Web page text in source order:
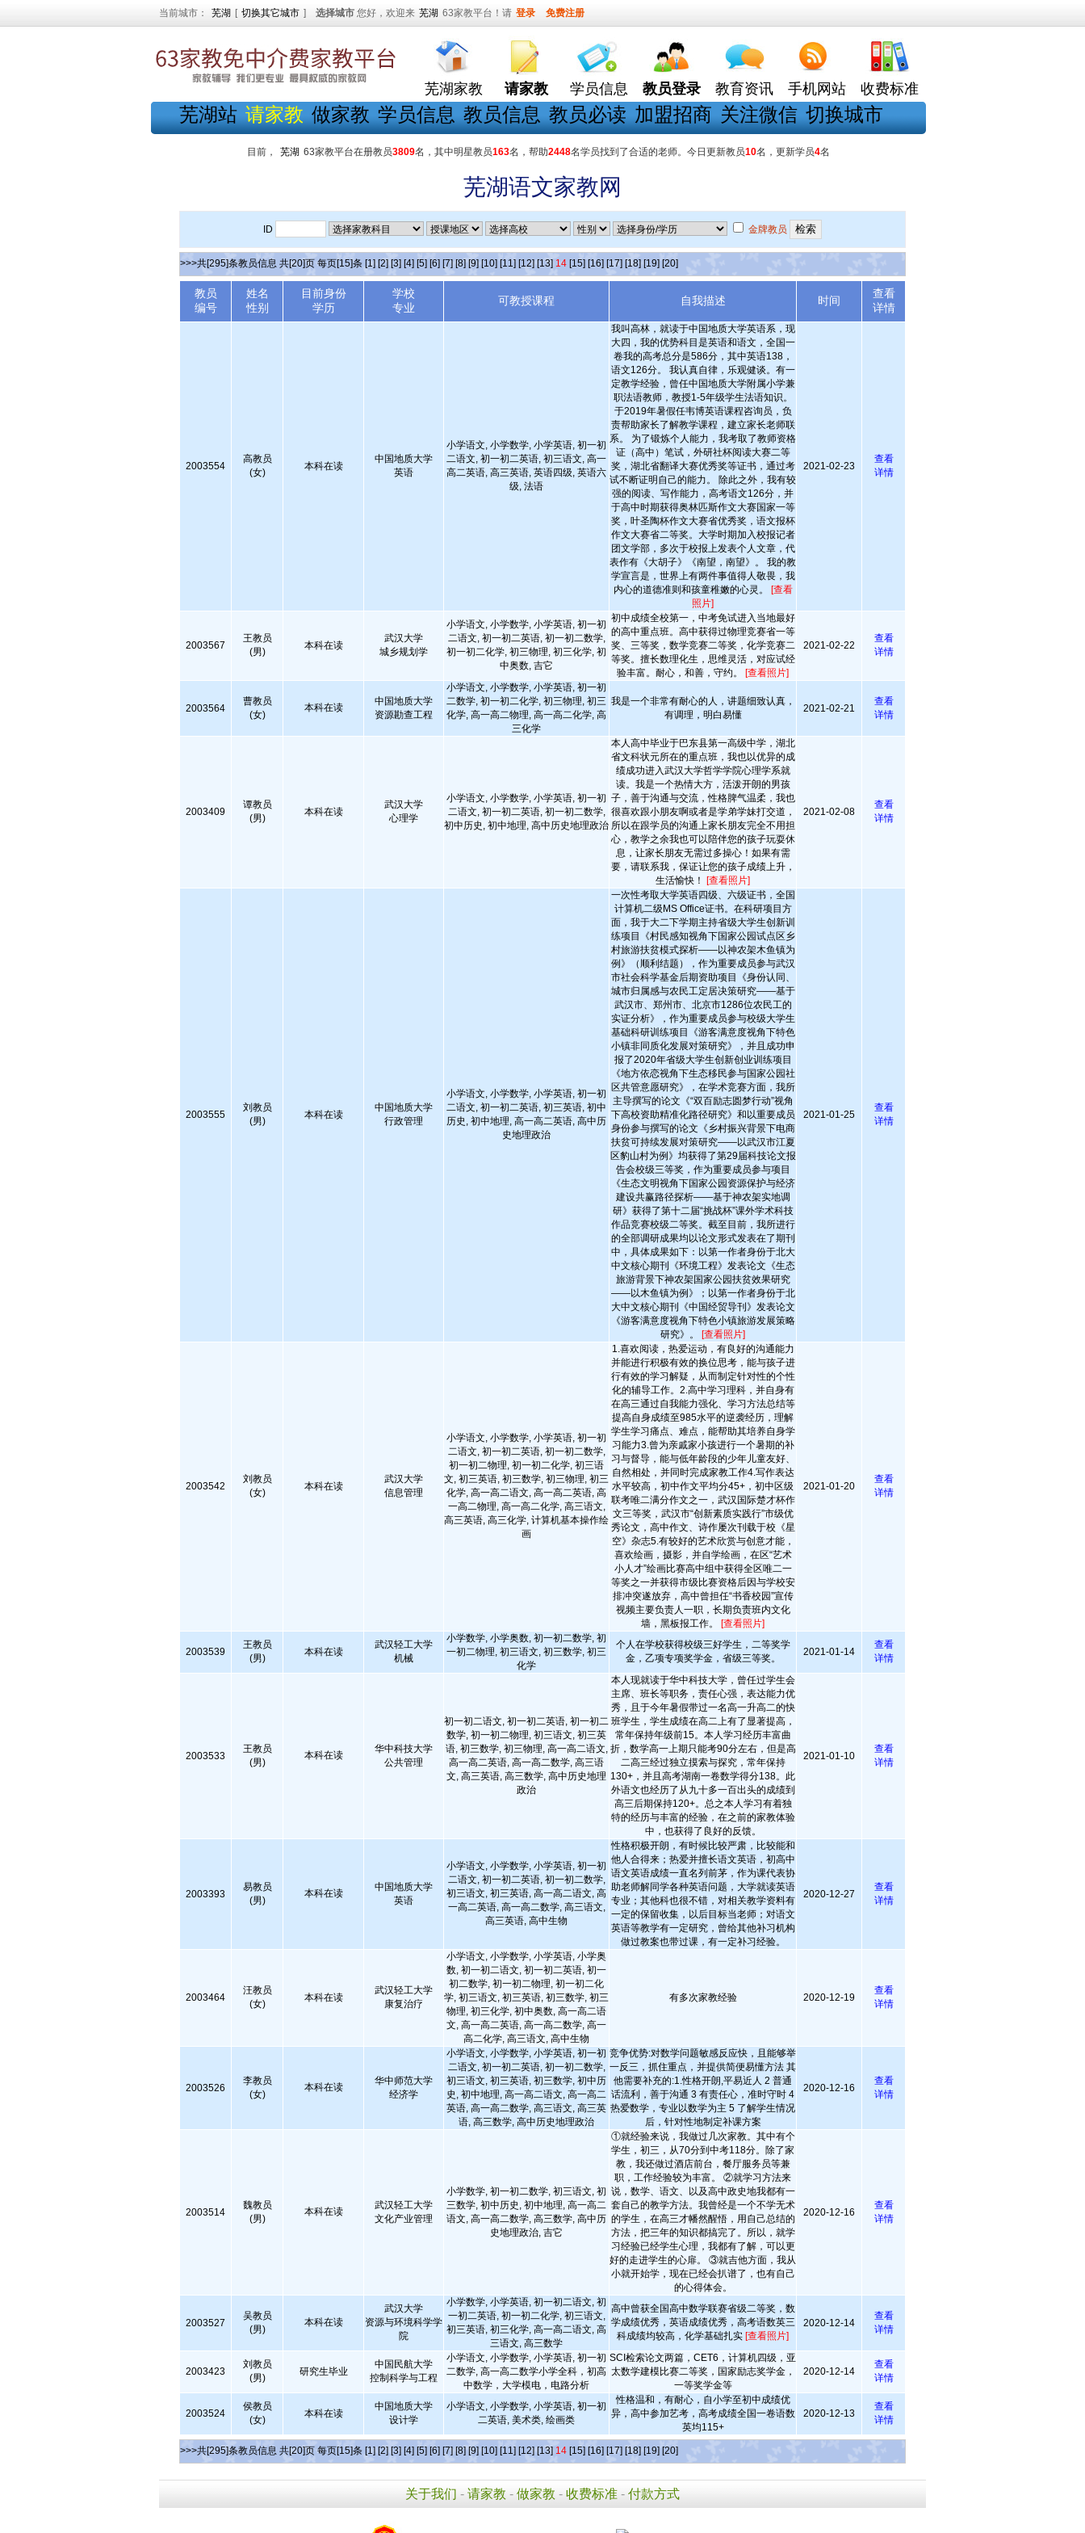
当前城市： 芜湖 [ 切换其它城市 ] 选择城市 您好，欢迎来 芜湖 63家教平台！请 登录 免费注册
芜湖家教 请家教 学员信息 教员登录 教育资讯 手机网站 收费标准
芜湖站 请家教 做家教 学员信息 教员信息 教员必读 加盟招商 关注微信 切换城市
目前， 芜湖 63家教平台在册教员3809名，其中明星教员163名，帮助2448名学员找到了合适的老师。今日更新教员10名，更新学员4名
芜湖语文家教网
ID 金牌教员
>>>共[295]条教员信息 共[20]页 每页[15]条 [1] [2] [3] [4] [5] [6] [7] [8] [9] [10] [11] [12] [13] 14 [15] [16] [17] [18] [19] [20]
教员
编号
姓名
性别
目前身份
学历
学校
专业
可教授课程 自我描述 时间
查看
详情
2003554
高教员
(女)
本科在读
中国地质大学
英语
小学语文, 小学数学, 小学英语, 初一初
二语文, 初一初二英语, 初三语文, 高一
高二英语, 高三英语, 英语四级, 英语六
级, 法语
我叫高林，就读于中国地质大学英语系，现
大四，我的优势科目是英语和语文，全国一
卷我的高考总分是586分，其中英语138，
语文126分。 我认真自律，乐观健谈。有一
定教学经验，曾任中国地质大学附属小学兼
职法语教师，教授1-5年级学生法语知识。
于2019年暑假任韦博英语课程咨询员，负
责帮助家长了解教学课程，建立家长老师联
系。 为了锻炼个人能力，我考取了教师资格
证（高中）笔试，外研社杯阅读大赛二等
奖，湖北省翻译大赛优秀奖等证书，通过考
试不断证明自己的能力。 除此之外，我有较
强的阅读、写作能力，高考语文126分，并
于高中时期获得奥林匹斯作文大赛国家一等
奖，叶圣陶杯作文大赛省优秀奖，语文报杯
作文大赛省二等奖。大学时期加入校报记者
团文学部，多次于校报上发表个人文章，代
表作有《大胡子》《南望，南望》。 我的教
学宣言是，世界上有两件事值得人敬畏，我
内心的道德准则和孩童稚嫩的心灵。
[查看
照片]
2021-02-23
查看
详情
2003567
王教员
(男)
本科在读
武汉大学
城乡规划学
小学语文, 小学数学, 小学英语, 初一初
二语文, 初一初二英语, 初一初二数学,
初一初二化学, 初三物理, 初三化学, 初
中奥数, 吉它
初中成绩全校第一，中考免试进入当地最好
的高中重点班。高中获得过物理竞赛省一等
奖、三等奖，数学竞赛二等奖，化学竞赛二
等奖。擅长数理化生，思维灵活，对应试经
验丰富。耐心，和善，守约。 [查看照片]
2021-02-22
查看
详情
2003564
曹教员
(女)
本科在读
中国地质大学
资源勘查工程
小学语文, 小学数学, 小学英语, 初一初
二数学, 初一初二化学, 初三物理, 初三
化学, 高一高二物理, 高一高二化学, 高
三化学
我是一个非常有耐心的人，讲题细致认真，
有调理，明白易懂
2021-02-21
查看
详情
2003409
谭教员
(男)
本科在读
武汉大学
心理学
小学语文, 小学数学, 小学英语, 初一初
二语文, 初一初二英语, 初一初二数学,
初中历史, 初中地理, 高中历史地理政治
本人高中毕业于巴东县第一高级中学，湖北
省文科状元所在的重点班，我也以优异的成
绩成功进入武汉大学哲学学院心理学系就
读。我是一个热情大方，活泼开朗的男孩
子，善于沟通与交流，性格脾气温柔，我也
很喜欢跟小朋友啊或者是学弟学妹打交道，
所以在跟学员的沟通上家长朋友完全不用担
心，教学之余我也可以陪伴您的孩子玩耍休
息，让家长朋友无需过多操心！如果有需
要，请联系我，保证让您的孩子成绩上升，
生活愉快！ [查看照片]
2021-02-08
查看
详情
2003555
刘教员
(男)
本科在读
中国地质大学
行政管理
小学语文, 小学数学, 小学英语, 初一初
二语文, 初一初二英语, 初三英语, 初中
历史, 初中地理, 高一高二英语, 高中历
史地理政治
一次性考取大学英语四级、六级证书，全国
计算机二级MS Office证书。在科研项目方
面，我于大二下学期主持省级大学生创新训
练项目《村民感知视角下国家公园试点区乡
村旅游扶贫模式探析——以神农架木鱼镇为
例》（顺利结题），作为重要成员参与武汉
市社会科学基金后期资助项目《身份认同、
城市归属感与农民工定居决策研究——基于
武汉市、郑州市、北京市1286位农民工的
实证分析》，作为重要成员参与校级大学生
基础科研训练项目《游客满意度视角下特色
小镇非同质化发展对策研究》，并且成功申
报了2020年省级大学生创新创业训练项目
《地方依恋视角下生态移民参与国家公园社
区共管意愿研究》，在学术竞赛方面，我所
主导撰写的论文《“双百励志圆梦行动”视角
下高校资助精准化路径研究》和以重要成员
身份参与撰写的论文《乡村振兴背景下电商
扶贫可持续发展对策研究——以武汉市江夏
区豹山村为例》均获得了第29届科技论文报
告会校级三等奖，作为重要成员参与项目
《生态文明视角下国家公园资源保护与经济
建设共赢路径探析——基于神农架实地调
研》获得了第十二届“挑战杯”课外学术科技
作品竞赛校级二等奖。截至目前，我所进行
的全部调研成果均以论文形式发表在了期刊
中，具体成果如下：以第一作者身份于北大
中文核心期刊《环境工程》发表论文《生态
旅游背景下神农架国家公园扶贫效果研究
——以木鱼镇为例》；以第一作者身份于北
大中文核心期刊《中国经贸导刊》发表论文
《游客满意度视角下特色小镇旅游发展策略
研究》。 [查看照片]
2021-01-25
查看
详情
2003542
刘教员
(女)
本科在读
武汉大学
信息管理
小学语文, 小学数学, 小学英语, 初一初
二语文, 初一初二英语, 初一初二数学,
初一初二物理, 初一初二化学, 初三语
文, 初三英语, 初三数学, 初三物理, 初三
化学, 高一高二语文, 高一高二英语, 高
一高二物理, 高一高二化学, 高三语文,
高三英语, 高三化学, 计算机基本操作绘
画
1.喜欢阅读，热爱运动，有良好的沟通能力
并能进行积极有效的换位思考，能与孩子进
行有效的学习解疑，从而制定针对性的个性
化的辅导工作。2.高中学习理科，并自身有
在高三通过自我能力强化、学习方法总结等
提高自身成绩至985水平的逆袭经历，理解
学生学习痛点、难点，能帮助其培养自身学
习能力3.曾为亲戚家小孩进行一个暑期的补
习与督导，能与低年龄段的少年儿童友好、
自然相处，并同时完成家教工作4.写作表达
水平较高，初中作文平均分45+，初中区级
联考唯二满分作文之一，武汉国际楚才杯作
文三等奖，武汉市“创新素质实践行”市级优
秀论文，高中作文、诗作屡次刊载于校《星
空》杂志5.有较好的艺术欣赏与创意才能，
喜欢绘画，摄影，并自学绘画，在区“艺术
小人才”绘画比赛高中组中获得全区唯二一
等奖之一并获得市级比赛资格后因与学校安
排冲突遂放弃，高中曾担任“书香校园”宣传
视频主要负责人一职，长期负责班内文化
墙，黑板报工作。 [查看照片]
2021-01-20
查看
详情
2003539
王教员
(男)
本科在读
武汉轻工大学
机械
小学数学, 小学奥数, 初一初二数学, 初
一初二物理, 初三语文, 初三数学, 初三
化学
个人在学校获得校级三好学生，二等奖学
金，乙项专项奖学金，省级三等奖。
2021-01-14
查看
详情
2003533
王教员
(男)
本科在读
华中科技大学
公共管理
初一初二语文, 初一初二英语, 初一初二
数学, 初一初二物理, 初三语文, 初三英
语, 初三数学, 初三物理, 高一高二语文,
高一高二英语, 高一高二数学, 高三语
文, 高三英语, 高三数学, 高中历史地理
政治
本人现就读于华中科技大学，曾任过学生会
主席、班长等职务，责任心强，表达能力优
秀，且于今年暑假带过一名高一升高二的快
班学生，学生成绩在高二上有了显著提高，
常年保持年级前15。本人学习经历丰富曲
折，数学高一上期只能考90分左右，但是高
二高三经过独立摸索与探究，常年保持
130+，并且高考湖南一卷数学得分138。此
外语文也经历了从九十多一百出头的成绩到
高三后期保持120+。总之本人学习有着独
特的经历与丰富的经验，在之前的家教体验
中，也获得了良好的反馈。
2021-01-10
查看
详情
2003393
易教员
(男)
本科在读
中国地质大学
英语
小学语文, 小学数学, 小学英语, 初一初
二语文, 初一初二英语, 初一初二数学,
初三语文, 初三英语, 高一高二语文, 高
一高二英语, 高一高二数学, 高三语文,
高三英语, 高中生物
性格积极开朗，有时候比较严肃，比较能和
他人合得来；热爱并擅长语文英语，初高中
语文英语成绩一直名列前茅，作为课代表协
助老师解同学各种英语问题，大学就读英语
专业；其他科也很不错，对相关教学资料有
一定的保留收集，以后目标当老师；对语文
英语等教学有一定研究，曾给其他补习机构
做过教案也带过课，有一定补习经验。
2020-12-27
查看
详情
2003464
汪教员
(女)
本科在读
武汉轻工大学
康复治疗
小学语文, 小学数学, 小学英语, 小学奥
数, 初一初二语文, 初一初二英语, 初一
初二数学, 初一初二物理, 初一初二化
学, 初三语文, 初三英语, 初三数学, 初三
物理, 初三化学, 初中奥数, 高一高二语
文, 高一高二英语, 高一高二数学, 高一
高二化学, 高三语文, 高中生物
有多次家教经验 2020-12-19
查看
详情
2003526
李教员
(女)
本科在读
华中师范大学
经济学
小学语文, 小学数学, 小学英语, 初一初
二语文, 初一初二英语, 初一初二数学,
初三语文, 初三英语, 初三数学, 初中历
史, 初中地理, 高一高二语文, 高一高二
英语, 高一高二数学, 高三语文, 高三英
语, 高三数学, 高中历史地理政治
竞争优势:对数学问题敏感反应快，且能够举
一反三，抓住重点，并提供简便易懂方法 其
他需要补充的:1.性格开朗,平易近人 2 普通
话流利，善于沟通 3 有责任心，准时守时 4
热爱数学，专业以数学为主 5 了解学生情况
后，针对性地制定补课方案
2020-12-16
查看
详情
2003514
魏教员
(男)
本科在读
武汉轻工大学
文化产业管理
小学数学, 初一初二数学, 初三语文, 初
三数学, 初中历史, 初中地理, 高一高二
语文, 高一高二数学, 高三数学, 高中历
史地理政治, 吉它
①就经验来说，我做过几次家教。其中有个
学生，初三，从70分到中考118分。除了家
教，我还做过酒店前台，餐厅服务员等兼
职，工作经验较为丰富。 ②就学习方法来
说，数学、语文、以及高中政史地我都有一
套自己的教学方法。我曾经是一个不学无术
的学生，在高三才幡然醒悟，用自己总结的
方法，把三年的知识都搞完了。所以，就学
习经验已经学生心理，我都有了解，可以更
好的走进学生的心扉。 ③就吉他方面，我从
小就开始学，现在已经会扒谱了，也有自己
的心得体会。
2020-12-16
查看
详情
2003527
吴教员
(男)
本科在读
武汉大学
资源与环境科学学
院
小学数学, 小学英语, 初一初二语文, 初
一初二英语, 初一初二化学, 初三语文,
初三英语, 初三化学, 高一高二语文, 高
三语文, 高三数学
高中曾获全国高中数学联赛省级二等奖，数
学成绩优秀，英语成绩优秀，高考语数英三
科成绩均较高，化学基础扎实 [查看照片]
2020-12-14
查看
详情
2003423
刘教员
(男)
研究生毕业
中国民航大学
控制科学与工程
小学语文, 小学数学, 小学英语, 初一初
二数学, 高一高二数学小学全科，初高
中数学，大学模电，电路分析
SCI检索论文两篇，CET6，计算机四级，亚
太数学建模比赛二等奖，国家励志奖学金，
一等奖学金等
2020-12-14
查看
详情
2003524
侯教员
(女)
本科在读
中国地质大学
设计学
小学语文, 小学数学, 小学英语, 初一初
二英语, 美术类, 绘画类
性格温和，有耐心，自小学至初中成绩优
异，高中参加艺考，高考成绩全国一卷语数
英均115+
2020-12-13
查看
详情
>>>共[295]条教员信息 共[20]页 每页[15]条 [1] [2] [3] [4] [5] [6] [7] [8] [9] [10] [11] [12] [13] 14 [15] [16] [17] [18] [19] [20]
关于我们 - 请家教 - 做家教 - 收费标准 - 付款方式